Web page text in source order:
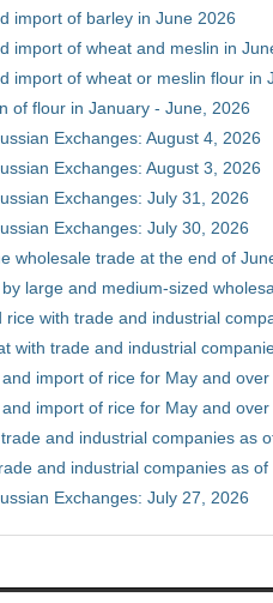
import of barley in June 2026
import of wheat and meslin in
import of wheat or meslin flour in
of flour in January - June, 2026
Exchanges: August 4, 2026
Exchanges: August 3, 2026
Exchanges: July 31, 2026
Exchanges: July 30, 2026
wholesale trade at the end of
large and medium-sized
rice with trade and industrial
with trade and industrial
import of rice for May and
import of rice for May and
and industrial companies as
and industrial companies as
Exchanges: July 27, 2026